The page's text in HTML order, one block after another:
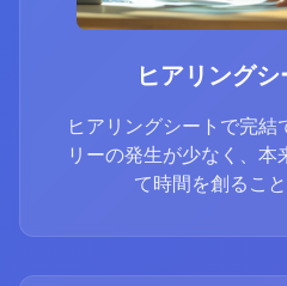
ヒアリング
ヒアリングシートで完結
リーの発生が少なく、本
て時間を創ること